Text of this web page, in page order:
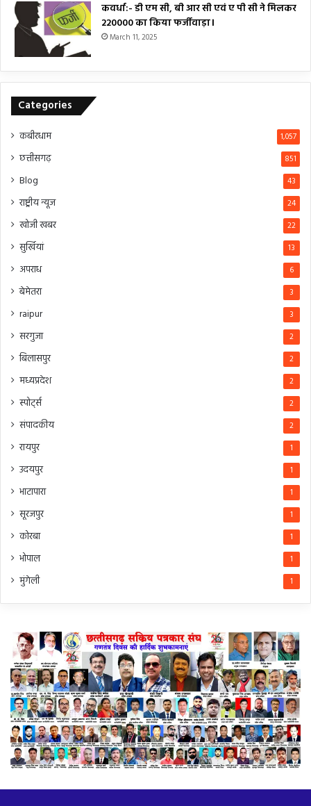
कवर्धा:- डी एम सी, बी आर सी एवं ए पी सी ने मिलकर
₹220000 का किया फर्जीवाड़ा।
March 11, 2025
Categories
कबीरधाम 1,057
छत्तीसगढ़ 851
Blog 43
राष्ट्रीय न्यूज 24
खोजी खबर 22
सुर्खियां 13
अपराध 6
बेमेतरा 3
raipur 3
सरगुजा 2
बिलासपुर 2
मध्यप्रदेश 2
स्पोर्ट्स 2
संपादकीय 2
रायपुर 1
उदयपुर 1
भाटापारा 1
सूरजपुर 1
कोरबा 1
भोपाल 1
मुंगेली 1